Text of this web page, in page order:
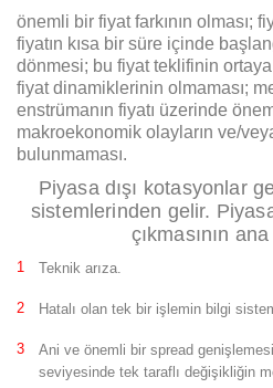
önemli bir fiyat farkının olması;
fiyatın kısa bir süre içinde
dönmesi; bu fiyat teklifinin ortaya
fiyat dinamiklerinin olmaması;
enstrümanın fiyatı üzerinde
makroekonomik olayların ve/
bulunmaması.
Piyasa dışı kotasyonlar
sistemlerinden gelir.
çıkmasının
Teknik arıza.
Hatalı olan tek bir işlemin bilgi
Ani ve önemli bir spread
seviyesinde tek taraflı değişikliğin